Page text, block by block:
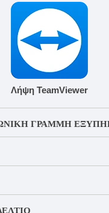
Λήψη TeamViewer
ΓΡΑΜΜΉ